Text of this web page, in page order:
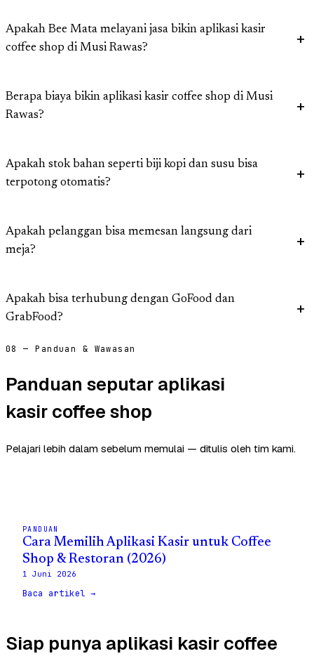
Apakah Bee Mata melayani jasa bikin aplikasi kasir
coffee shop di Musi Rawas?
Berapa biaya bikin aplikasi kasir coffee shop di Musi
Rawas?
Apakah stok bahan seperti biji kopi dan susu bisa
terpotong otomatis?
Apakah pelanggan bisa memesan langsung dari
meja?
Apakah bisa terhubung dengan GoFood dan
GrabFood?
08 — Panduan & Wawasan
Panduan seputar aplikasi
kasir coffee shop
Pelajari lebih dalam sebelum memulai — ditulis oleh tim kami.
PANDUAN
Cara Memilih Aplikasi Kasir untuk Coffee
Shop & Restoran (2026)
1 Juni 2026
Baca artikel →
Siap punya aplikasi kasir coffee